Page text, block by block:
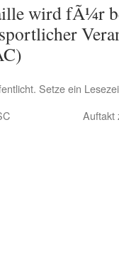
wird fÃ¼r
Setze ein
Auftakt